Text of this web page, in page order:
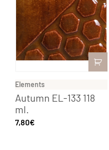
Elements
Autumn EL-133 118
ml.
7,80€